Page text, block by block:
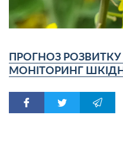
ПРОГНОЗ РОЗВИТКУ
МОНІТОРИНГ